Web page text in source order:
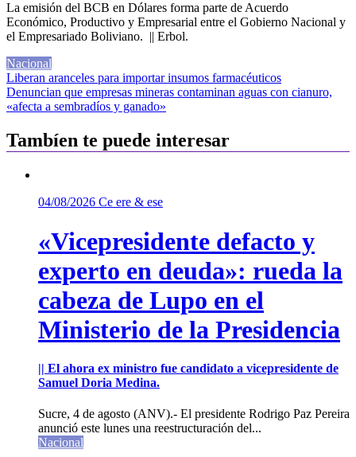
La emisión del BCB en Dólares forma parte de Acuerdo
Económico, Productivo y Empresarial entre el Gobierno Nacional y
el Empresariado Boliviano. || Erbol.
Nacional
Navegación
de
Liberan aranceles para importar insumos farmacéuticos
Denuncian que empresas mineras contaminan aguas con cianuro,
«afecta a sembradíos y ganado»
Tambíen te puede interesar
04/08/2026 Ce ere & ese
«Vicepresidente defacto y
experto en deuda»: rueda la
cabeza de Lupo en el
Ministerio de la Presidencia
|| El ahora ex ministro fue candidato a vicepresidente de
Samuel Doria Medina.
Sucre, 4 de agosto (ANV).- El presidente Rodrigo Paz Pereira
anunció este lunes una reestructuración del...
Nacional